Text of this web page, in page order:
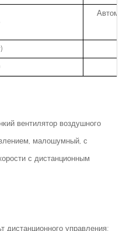
вентилятор воздушного
малошумный, с
с дистанционным
дистанционного управления;